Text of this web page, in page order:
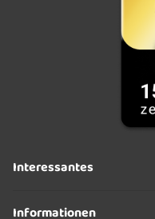
Interessantes
Informationen